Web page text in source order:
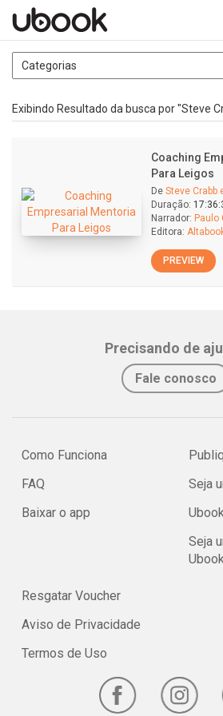
Exibindo Resultado da busca por "Steve
Coaching
Para Leigos
De Steve Crabb
Duração:
Narrador: Paulo
Editora:
PREVIEW
Precisando de
Fale conosco
Como Funciona
FAQ
Baixar o app
Seja
Seja
Resgatar Voucher
Aviso de Privacidade
Termos de Uso